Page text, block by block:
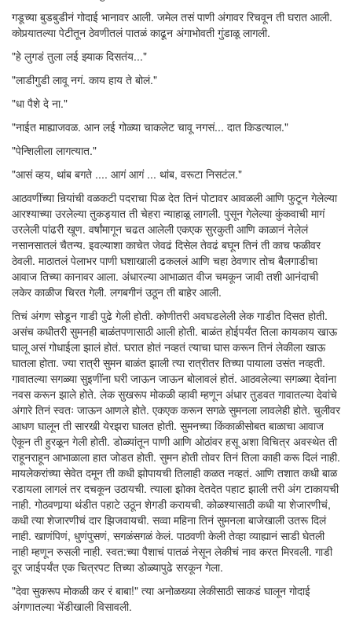
गडूच्या बुडबुडीनं गोदाई भानावर आली. जमेल तसं पाणी अंगावर रिचवून ती घरात आली.
कोपर्‍यातल्या पेटीतून ठेवणीतलं पातळं काढून अंगाभोवती गुंडाळू लागली.
"हे लुगडं तुला लई झ्याक दिसतंय..."
"लाडीगुडी लावू नगं. काय हाय ते बोलं."
"धा पैशे दे ना."
"नाईत माह्याजवळ. आन लई गोळ्या चाकलेट चावू नगसं... दात किडत्याल."
"पेन्शिलीला लागत्यात."
"आसं व्हय, थांब बगते .... आगं आगं ... थांब, वरूटा निसटंल."
आठवणींच्या निर्‍यांची वळकटी पदराचा पिळ देत तिनं पोटावर आवळली आणि फुटून गेलेल्या
आरश्याच्या उरलेल्या तुकड्यात ती चेहरा न्याहाळू लागली. पुसून गेलेल्या कुंकवाची मागं
उरलेली पांढरी खूण. वर्षांमागून चढत आलेली एकएक सुरकुती आणि काळानं नेलेलं
नसानसातलं चैतन्य. इवल्याशा काचेत जेवढं दिसेल तेवढं बघून तिनं ती काच फळीवर
ठेवली. माठातलं पेलाभर पाणी घशाखाली ढकललं आणि चहा ठेवणार तोच बैलगाडीचा
आवाज तिच्या कानावर आला. अंधारल्या आभाळात वीज चमकून जावी तशी आनंदाची
लकेर काळीज चिरत गेली. लगबगीनं उठून ती बाहेर आली.
तिचं अंगण सोडून गाडी पुढे गेली होती. कोणीतरी अवघडलेली लेक गाडीत दिसत होती.
असंच कधीतरी सुमनही बाळंतपणासाठी आली होती. बाळंत होईपर्यंत तिला कायकाय खाऊ
घालू असं गोधाईला झालं होतं. घरात होतं नव्हतं त्याचा घास करून तिनं लेकीला खाऊ
घातला होता. ज्या रात्री सुमन बाळंत झाली त्या रात्रीतर तिच्या पायाला उसंत नव्हती.
गावातल्या सगळ्या सुइणींना घरी जाऊन जाऊन बोलावलं होतं. आठवलेल्या सगळ्या देवांना
नवस करून झाले होते. लेक सुखरूप मोकळी व्हावी म्हणून अंधार तुडवत गावातल्या देवांचे
अंगारे तिनं स्वतः जाऊन आणले होते. एकएक करून सगळे सुमनला लावलेही होते. चुलीवर
आधण घालून ती सारखी येरझरा घालत होती. सुमनच्या किंकाळीसोबत बाळाचा आवाज
ऐकून ती हुरळून गेली होती. डोळ्यांतून पाणी आणि ओठांवर हसू अशा विचित्र अवस्थेत ती
राहूनराहून आभाळाला हात जोडत होती. सुमन होती तोवर तिनं तिला काही करू दिलं नाही.
मायलेकरांच्या सेवेत दमून ती कधी झोपायची तिलाही कळत नव्हतं. आणि तशात कधी बाळ
रडायला लागलं तर दचकून उठायची. त्याला झोका देतदेत पहाट झाली तरी अंग टाकायची
नाही. गोठवणार्‍या थंडीत पहाटे उठून शेगडी करायची. कोळश्यासाठी कधी या शेजारणीचं,
कधी त्या शेजारणीचं दार झिजवायची. सव्वा महिना तिनं सुमनला बाजेखाली उतरू दिलं
नाही. खाणंपिणं, धुणंपुसणं, सगळंसगळं केलं. पाठवणी केली तेव्हा व्याह्यानं साडी घेतली
नाही म्हणून रुसली नाही. स्वत:च्या पैशाचं पातळं नेसून लेकीचं नाव करत मिरवली. गाडी
दूर जाईपर्यंत एक चित्रपट तिच्या डोळ्यापुढे सरकून गेला.
"देवा सुकरूप मोकळी कर रं बाबा!" त्या अनोळख्या लेकीसाठी साकडं घालून गोदाई
अंगणातल्या भेंडीखाली विसावली.